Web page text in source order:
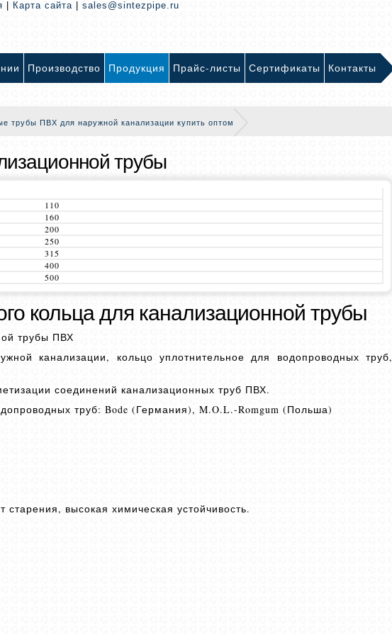
Карта сайта sales@sintezpipe.ru
Производство Продукция Прайс-листы Сертификаты Контакты
трубы ПВХ для наружной канализации купить оптом
трубы
110
160
200
250
315
400
500
кольца для канализационной трубы
трубы ПВХ
канализации, кольцо уплотнительное для водопроводных труб,
соединений канализационных труб ПВХ.
труб: Bode (Германия), M.O.L.-Romgum (Польша)
высокая химическая устойчивость.